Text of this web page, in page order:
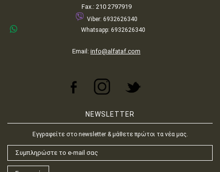
Fax.: 210 2797919
Viber: 6932626340
Whatsapp: 6932626340
Email: info@alfataf.com
NEWSLETTER
Εγγραφείτε στο newsletter & μάθετε πρώτοι τα νέα μας.